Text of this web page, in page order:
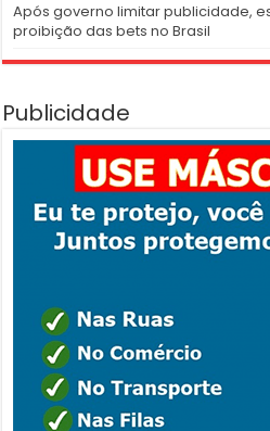
Após governo limitar publicidade,
proibição das bets no Brasil
Publicidade